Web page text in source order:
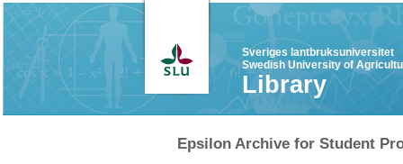
Sveriges lantbruksuniversitet
Swedish University of
Library
Epsilon Archive for Student